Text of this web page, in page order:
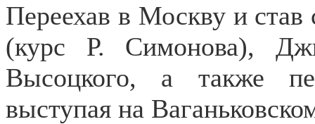
Переехав в Москву и
(курс Р. Симонова),
Высоцкого, а также
выступая на